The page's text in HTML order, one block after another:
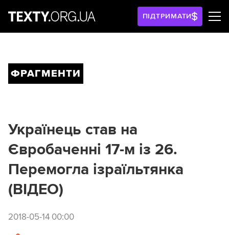
ПІДТРИМАТИ
ФРАГМЕНТИ
Українець став на
Євробаченні 17-м із 26.
Перемогла ізраїльтянка
(ВІДЕО)
2018-05-14 00:00